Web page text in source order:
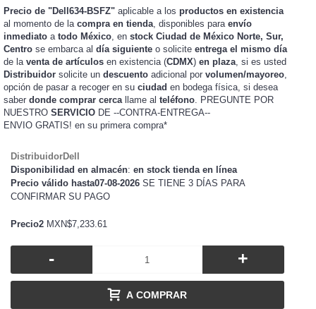
Precio de "Dell634-BSFZ" aplicable a los productos en existencia
al momento de la compra en tienda, disponibles para envío
inmediato a todo México, en stock Ciudad de México Norte, Sur,
Centro se embarca al día siguiente o solicite entrega el mismo día
de la venta de artículos en existencia (CDMX) en plaza, si es usted
Distribuidor solicite un descuento adicional por volumen/mayoreo,
opción de pasar a recoger en su ciudad en bodega física, si desea
saber donde comprar cercallame al teléfono. PREGUNTE POR
NUESTRO SERVICIO DE --CONTRA-ENTREGA--
ENVIO GRATIS! en su primera compra*
DistribuidorDell
Disponibilidad en almacén: en stock tienda en línea
Precio válido hasta07-08-2026 SE TIENE 3 DÍAS PARA
CONFIRMAR SU PAGO
Precio2 MXN$7,233.61
- +
A COMPRAR